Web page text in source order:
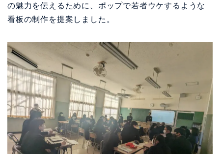
の魅力を伝えるために、ポップで若者ウケするような
看板の制作を提案しました。